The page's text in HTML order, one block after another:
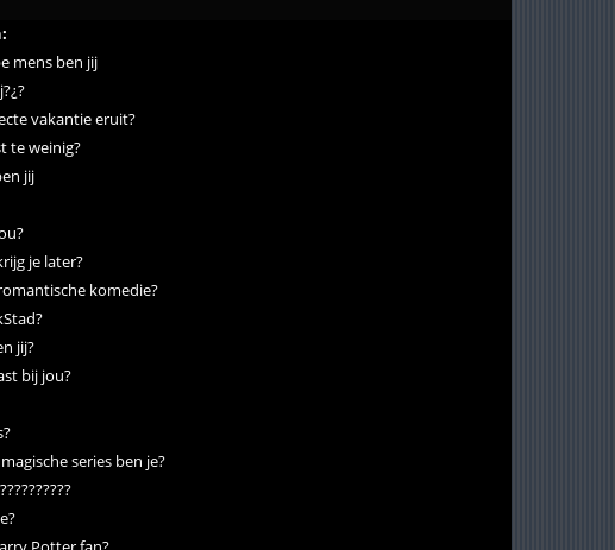
mens ben jij
vakantie eruit?
te weinig?
jij
je later?
komedie?
jij?
bij jou?
series ben je?